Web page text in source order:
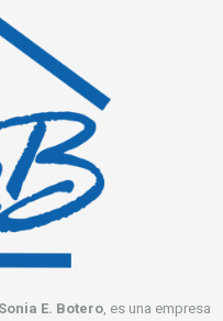
E. Botero , es una empresa